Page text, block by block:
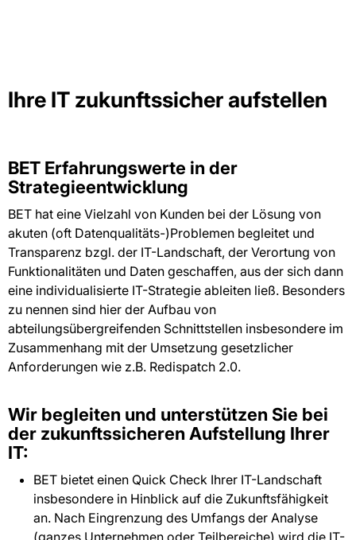
Ihre IT zukunftssicher aufstellen
BET Erfahrungswerte in der
Strategieentwicklung
BET hat eine Vielzahl von Kunden bei der Lösung von
akuten (oft Datenqualitäts-)Problemen begleitet und
Transparenz bzgl. der IT-Landschaft, der Verortung von
Funktionalitäten und Daten geschaffen, aus der sich dann
eine individualisierte IT-Strategie ableiten ließ. Besonders
zu nennen sind hier der Aufbau von
abteilungsübergreifenden Schnittstellen insbesondere im
Zusammenhang mit der Umsetzung gesetzlicher
Anforderungen wie z.B. Redispatch 2.0.
Wir begleiten und unterstützen Sie bei
der zukunftssicheren Aufstellung Ihrer
IT:
BET bietet einen Quick Check Ihrer IT-Landschaft
insbesondere in Hinblick auf die Zukunftsfähigkeit
an. Nach Eingrenzung des Umfangs der Analyse